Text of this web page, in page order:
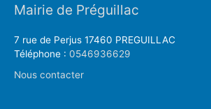
Mairie de Préguillac
7 rue de Perjus 17460 PREGUILLAC
Téléphone : 0546936629
Nous contacter